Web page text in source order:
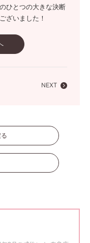
ひとつの大きな決断
ざいました！
NEXT